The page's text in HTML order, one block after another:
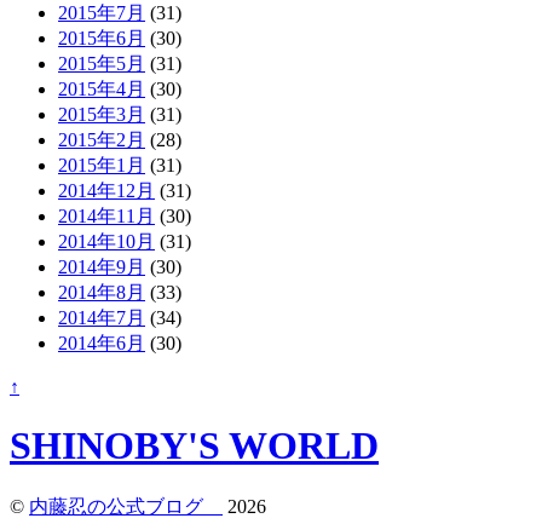
2015年7月 (31)
2015年6月 (30)
2015年5月 (31)
2015年4月 (30)
2015年3月 (31)
2015年2月 (28)
2015年1月 (31)
2014年12月 (31)
2014年11月 (30)
2014年10月 (31)
2014年9月 (30)
2014年8月 (33)
2014年7月 (34)
2014年6月 (30)
↑
SHINOBY'S WORLD
© 内藤忍の公式ブログ 2026